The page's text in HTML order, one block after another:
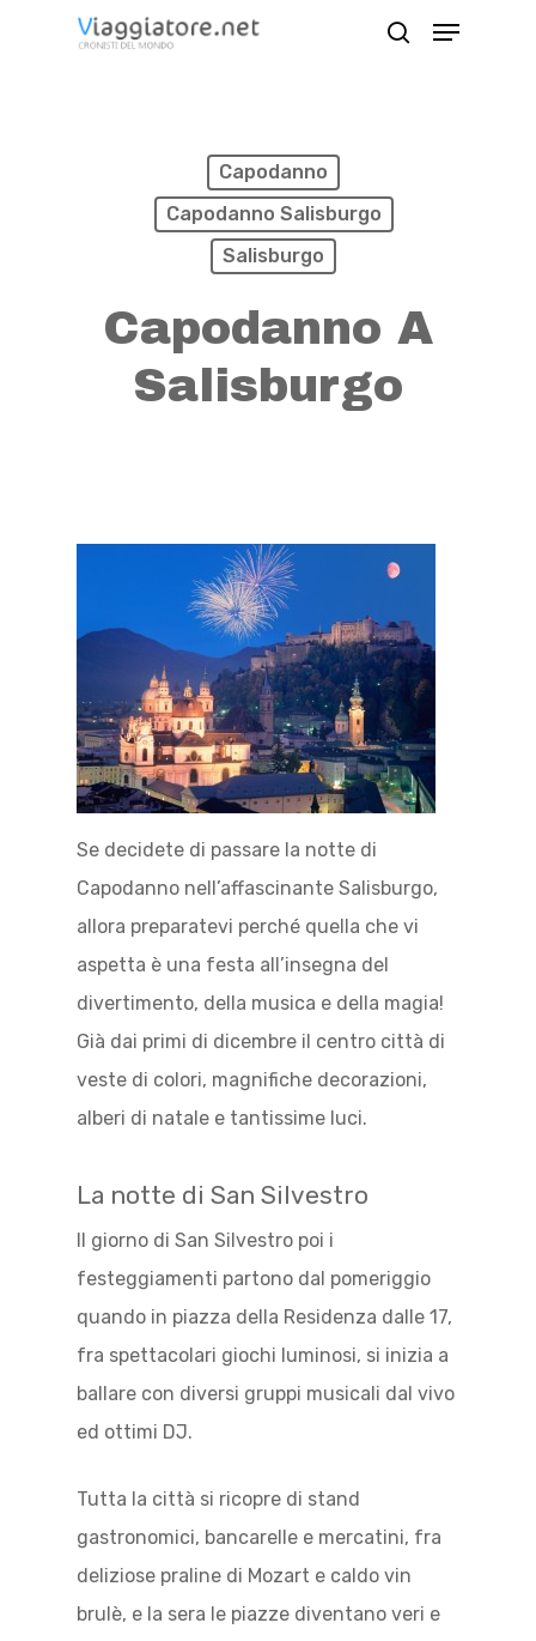
Menu
Capodanno
Capodanno Salisburgo
Salisburgo
Capodanno A
Salisburgo
Se decidete di passare la notte di
Capodanno nell’affascinante Salisburgo,
allora preparatevi perché quella che vi
aspetta è una festa all’insegna del
divertimento, della musica e della magia!
Già dai primi di dicembre il centro città di
veste di colori, magnifiche decorazioni,
alberi di natale e tantissime luci.
La notte di San Silvestro
Il giorno di San Silvestro poi i
festeggiamenti partono dal pomeriggio
quando in piazza della Residenza dalle 17,
fra spettacolari giochi luminosi, si inizia a
ballare con diversi gruppi musicali dal vivo
ed ottimi DJ.
Tutta la città si ricopre di stand
gastronomici, bancarelle e mercatini, fra
deliziose praline di Mozart e caldo vin
brulè, e la sera le piazze diventano veri e